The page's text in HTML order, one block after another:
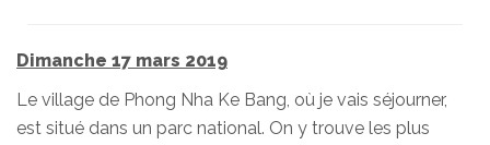
Dimanche 17 mars 2019
Le village de Phong Nha Ke Bang, où je vais séjourner,
est situé dans un parc national. On y trouve les plus